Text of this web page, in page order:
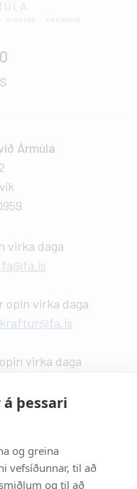
þessari
og greina
vefsíðunnar, til að
og til að
Ármúla
virka daga
fa@fa.is
virka daga
virka daga
: